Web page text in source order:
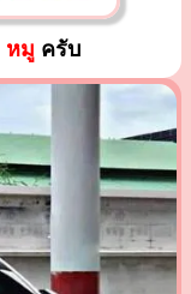
หมู ครับ